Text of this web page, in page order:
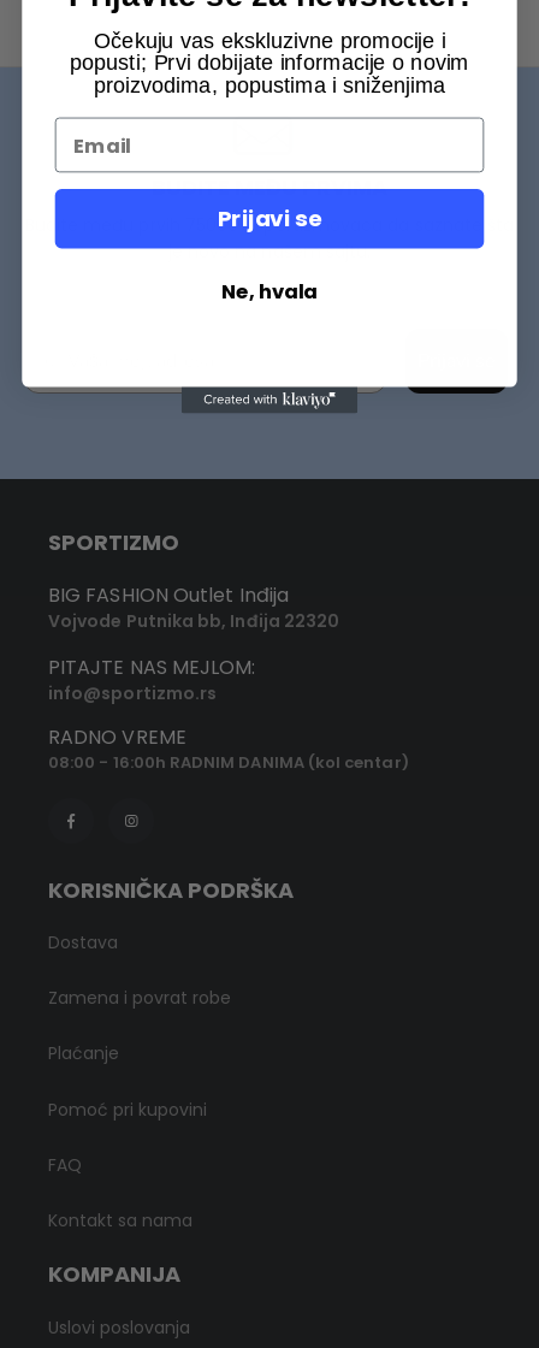
BUDITE MEĐU PRVIMA
Budite među prvih 75000+ Sportizmovaca da saznate šta
je novo na našem sajtu.
SPORTIZMO
BIG FASHION Outlet Inđija
Vojvode Putnika bb, Inđija 22320
PITAJTE NAS MEJLOM:
info@sportizmo.rs
RADNO VREME
08:00 - 16:00h RADNIM DANIMA (kol centar)
KORISNIČKA PODRŠKA
Dostava
Zamena i povrat robe
Plaćanje
Pomoć pri kupovini
FAQ
Kontakt sa nama
KOMPANIJA
Uslovi poslovanja
Očekuju vas ekskluzivne promocije i
popusti; Prvi dobijate informacije o novim
proizvodima, popustima i sniženjima
Prijavi se
Ne, hvala